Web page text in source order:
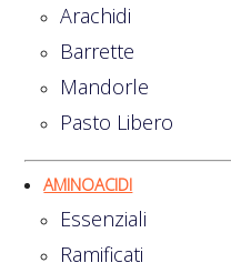
Arachidi
Barrette
Mandorle
Pasto Libero
AMINOACIDI
Essenziali
Ramificati